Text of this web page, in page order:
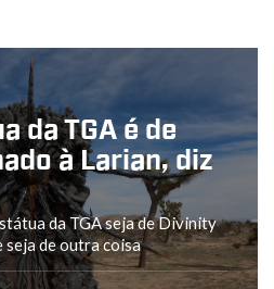
da TGA é de
à Larian, diz
da TGA seja de Divinity
seja de outra coisa